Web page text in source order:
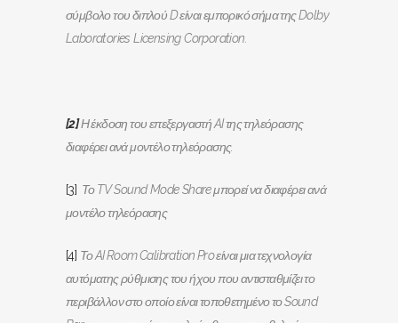
σύμβολο του διπλούDείναι εμπορικό σήμα τηςDolby
Laboratories Licensing Corporation
[2]Η έκδοση του επεξεργαστή AI της τηλεόρασης
διαφέρει ανά μοντέλο τηλεόρασης.
[3] ΤοTV Sound Mode Shareμπορεί να διαφέρει ανά
μοντέλο τηλεόρασης
[4] Το AI Room Calibration Pro είναι μια τεχνολογία
αυτόματης ρύθμισης του ήχου που αντισταθμίζει το
περιβάλλον στο οποίο είναι τοποθετημένο το Sound